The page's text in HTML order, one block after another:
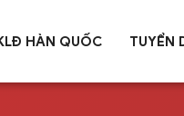
HÀN QUỐC TUYỂN